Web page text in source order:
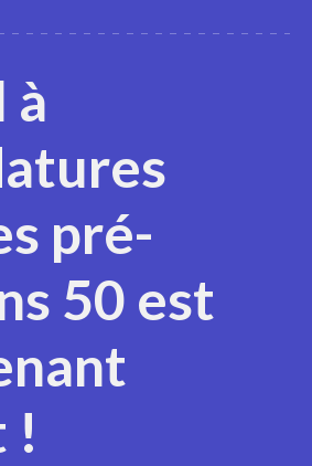
à
pré-
50 est
!